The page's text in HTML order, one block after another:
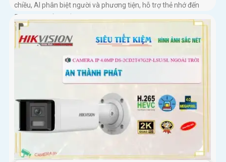
chiều, AI phân biệt người và phương tiện, hỗ trợ thẻ nhớ đến
512GB, chuẩn chống nước IP67, phù hợp giám sát ban đêm
màu sắc 24/7